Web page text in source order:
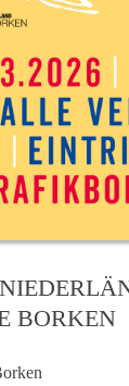
BORKEN